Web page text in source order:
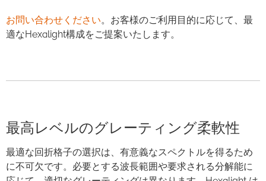
お問い合わせください。お客様のご利用目的に応じて、最
適なHexalight構成をご提案いたします。
最高レベルのグレーティング柔軟性
最適な回折格子の選択は、有意義なスペクトルを得るため
に不可欠です。必要とする波長範囲や要求される分解能に